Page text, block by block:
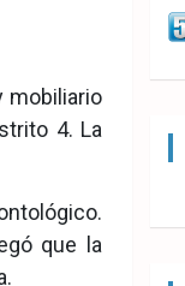
mobiliario
4. La
que la